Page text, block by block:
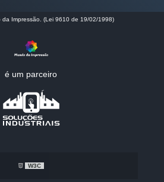
da Impressão. (Lei 9610 de 19/02/1998)
é um parceiro
W3C